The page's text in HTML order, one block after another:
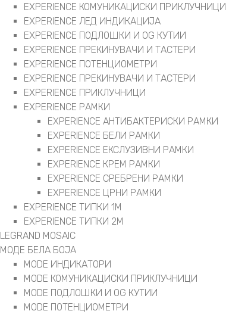
EXPERIENCE КОМУНИКАЦИСКИ ПРИКЛУЧНИЦИ
EXPERIENCE ЛЕД ИНДИКАЦИЈА
EXPERIENCE ПОДЛОШКИ И OG КУТИИ
EXPERIENCE ПРЕКИНУВАЧИ И ТАСТЕРИ
EXPERIENCE ПОТЕНЦИОМЕТРИ
EXPERIENCE ПРЕКИНУВАЧИ И ТАСТЕРИ
EXPERIENCE ПРИКЛУЧНИЦИ
EXPERIENCE РАМКИ
EXPERIENCE АНТИБАКТЕРИСКИ РАМКИ
EXPERIENCE БЕЛИ РАМКИ
EXPERIENCE ЕКСЛУЗИВНИ РАМКИ
EXPERIENCE КРЕМ РАМКИ
EXPERIENCE СРЕБРЕНИ РАМКИ
EXPERIENCE ЦРНИ РАМКИ
EXPERIENCE ТИПКИ 1M
EXPERIENCE ТИПКИ 2М
LEGRAND MOSAIC
МОДЕ БЕЛА БОЈА
MODE ИНДИКАТОРИ
MODE КОМУНИКАЦИСКИ ПРИКЛУЧНИЦИ
MODE ПОДЛОШКИ И OG КУТИИ
MODE ПОТЕНЦИОМЕТРИ